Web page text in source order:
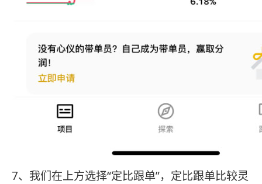
7、我们在上方选择“定比跟单”，定比跟单比较灵